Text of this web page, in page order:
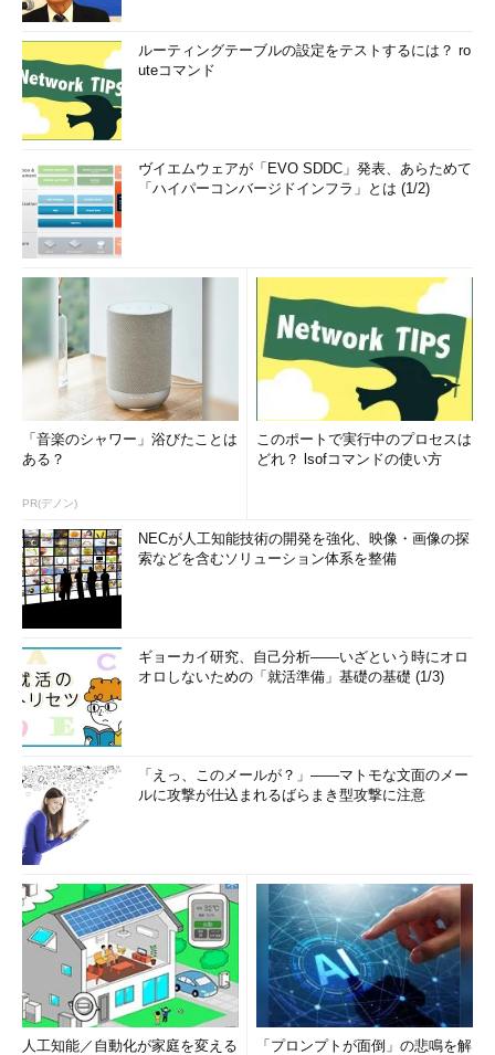
ルーティングテーブルの設定をテストするには？ ro
uteコマンド
ヴイエムウェアが「EVO SDDC」発表、あらためて
「ハイパーコンバージドインフラ」とは (1/2)
「音楽のシャワー」浴びたことは
ある？
PR(デノン)
このポートで実行中のプロセスは
どれ？ lsofコマンドの使い方
NECが人工知能技術の開発を強化、映像・画像の探
索などを含むソリューション体系を整備
ギョーカイ研究、自己分析――いざという時にオロ
オロしないための「就活準備」基礎の基礎 (1/3)
「えっ、このメールが？」――マトモな文面のメー
ルに攻撃が仕込まれるばらまき型攻撃に注意
人工知能／自動化が家庭を変える
「プロンプトが面倒」の悲鳴を解